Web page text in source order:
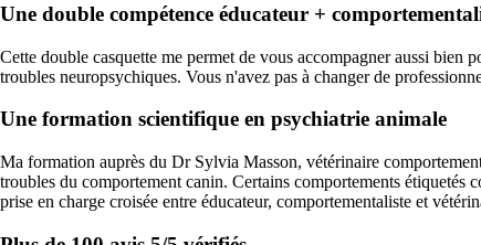
Une double compétence éducateur +
Cette double casquette me permet de vous accompagner aussi bien
troubles neuropsychiques. Vous n'avez pas à changer de
Une formation scientifique en psychiatrie animale
Ma formation auprès du Dr Sylvia Masson, vétérinaire
troubles du comportement canin. Certains comportements étiquetés
prise en charge croisée entre éducateur, comportementaliste et